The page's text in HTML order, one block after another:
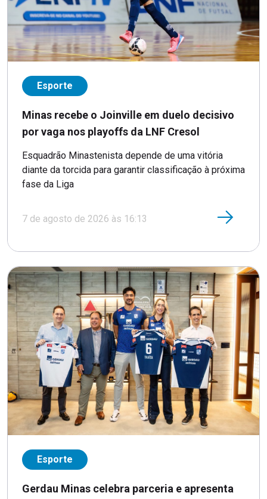
Esporte
Minas recebe o Joinville em duelo decisivo
por vaga nos playoffs da LNF Cresol
Esquadrão Minastenista depende de uma vitória
diante da torcida para garantir classificação à próxima
fase da Liga
7 de agosto de 2026 às 16:13
Esporte
Gerdau Minas celebra parceria e apresenta